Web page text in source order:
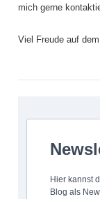
mich gerne
Viel Freude auf dem
Hier kannst
Blog als